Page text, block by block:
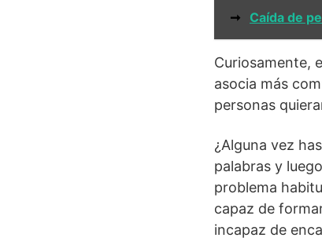
➞ Caída de
Curiosamente,
asocia más
personas
¿Alguna vez
palabras y
problema
capaz de
incapaz de